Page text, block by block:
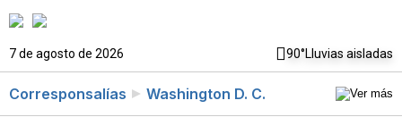
7 de agosto de 2026 90°Lluvias aisladas
Corresponsalías Washington D. C.